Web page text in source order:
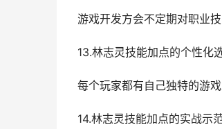
游戏开发方会不定期对职业
13.林志灵技能加点的个性化
每个玩家都有自己独特的游
14.林志灵技能加点的实战示